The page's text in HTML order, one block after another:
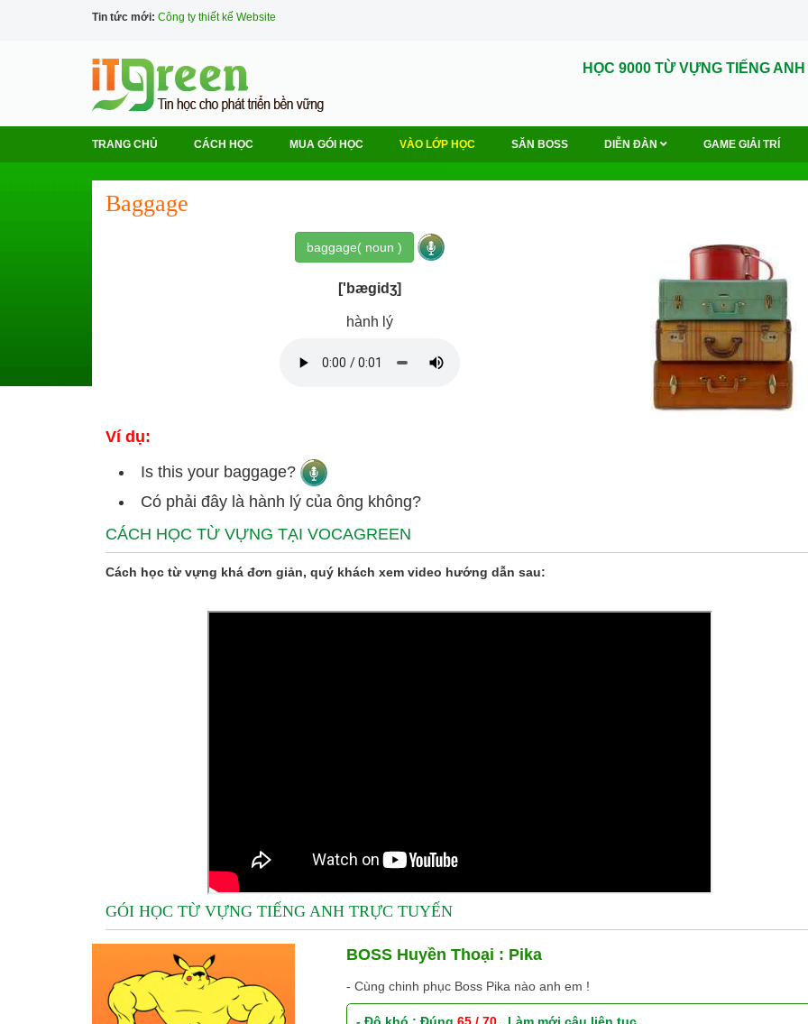
Tin tức mới: Công ty thiết kế Website
HỌC 9000 TỪ VỰNG TIẾNG ANH
TRANG CHỦ CÁCH HỌC MUA GÓI HỌC VÀO LỚP HỌC SĂN BOSS DIỄN ĐÀN GAME GIẢI TRÍ
Baggage
baggage( noun )
['bægidʒ]
hành lý
Ví dụ:
Is this your baggage?
Có phải đây là hành lý của ông không?
CÁCH HỌC TỪ VỰNG TẠI VOCAGREEN
Cách học từ vựng khá đơn giản, quý khách xem video hướng dẫn sau:
GÓI HỌC TỪ VỰNG TIẾNG ANH TRỰC TUYẾN
BOSS Huyền Thoại : Pika
- Cùng chinh phục Boss Pika nào anh em !